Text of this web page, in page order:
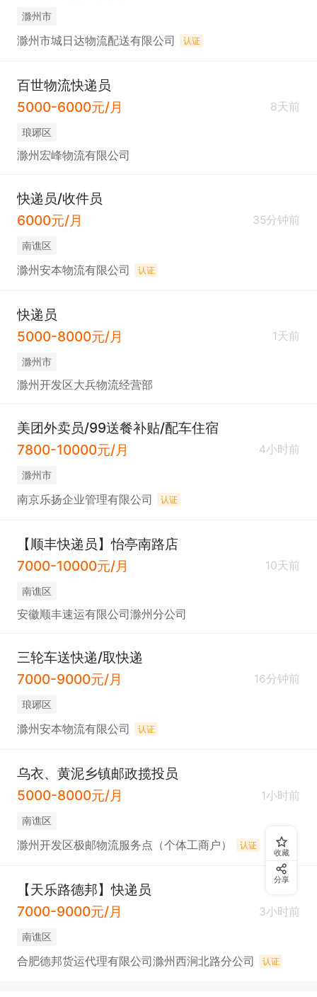
滁州市
滁州市城日达物流配送有限公司 认证
百世物流快递员
5000-6000元/月
8天前
琅琊区
滁州宏峰物流有限公司
快递员/收件员
6000元/月
35分钟前
南谯区
滁州安本物流有限公司 认证
快递员
5000-8000元/月
1天前
滁州市
滁州开发区大兵物流经营部
美团外卖员/99送餐补贴/配车住宿
7800-10000元/月
4小时前
滁州市
南京乐扬企业管理有限公司 认证
【顺丰快递员】怡亭南路店
7000-10000元/月
10天前
南谯区
安徽顺丰速运有限公司滁州分公司
三轮车送快递/取快递
7000-9000元/月
16分钟前
琅琊区
滁州安本物流有限公司 认证
乌衣、黄泥乡镇邮政揽投员
5000-8000元/月
1小时前
南谯区
滁州开发区极邮物流服务点（个体工商户） 认证
【天乐路德邦】快递员
7000-9000元/月
3小时前
南谯区
合肥德邦货运代理有限公司滁州西涧北路分公司 认证
收藏
分享